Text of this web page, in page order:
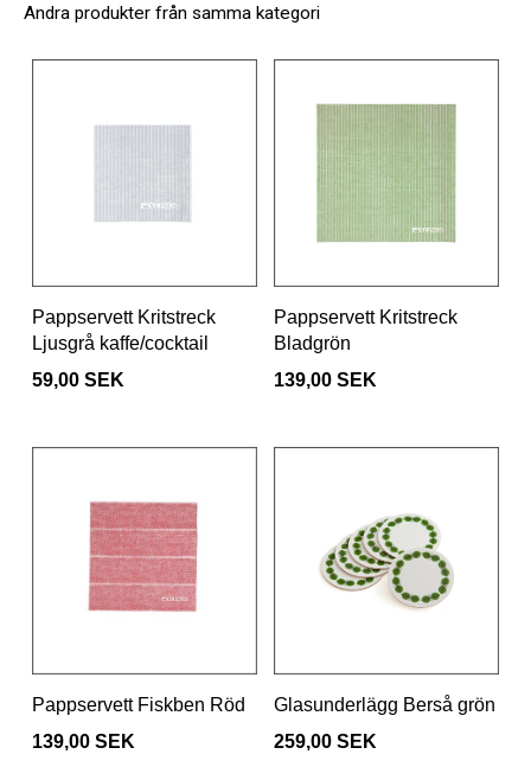
Andra produkter från samma kategori
Pappservett Kritstreck
Ljusgrå kaffe/cocktail
59,00 SEK
Pappservett Kritstreck
Bladgrön
139,00 SEK
Pappservett Fiskben Röd
139,00 SEK
Glasunderlägg Berså grön
259,00 SEK